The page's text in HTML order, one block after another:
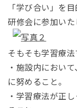
「学び合い」を
研修会に参加いた
そもそも学習療法
・施設内におい
に努めること。
・学習療法が正